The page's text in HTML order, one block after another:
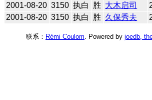
2001-08-20 3150 执白 胜 大木启司
2001-08-20 3150 执白 胜 久保秀夫
联系： Rémi Coulom . Powered by joedb,